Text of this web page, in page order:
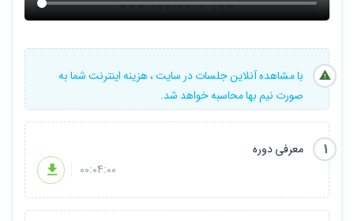
با مشاهده آنلاین جلسات در سایت ، هزینه اینترنت شما به
صورت نیم بها محاسبه خواهد شد.
1
معرفی دوره
00:04:00